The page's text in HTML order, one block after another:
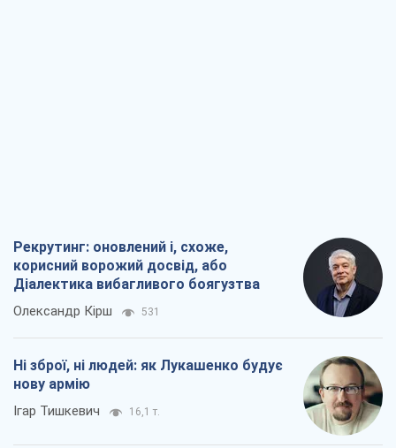
Рекрутинг: оновлений і, схоже,
корисний ворожий досвід, або
Діалектика вибагливого боягузтва
Олександр Кірш 531
Ні зброї, ні людей: як Лукашенко будує
нову армію
Ігар Тишкевич 16,1 т.